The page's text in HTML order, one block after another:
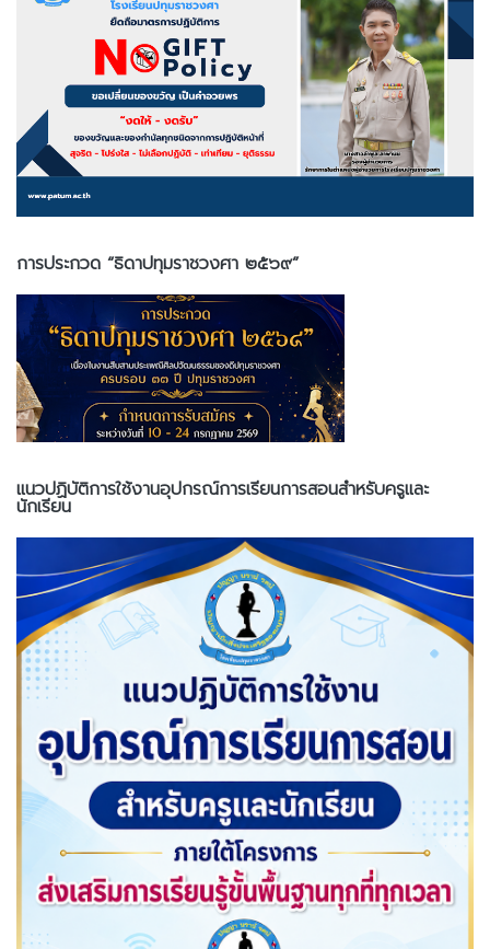
การประกวด “ธิดาปทุมราชวงศา ๒๕๖๙”
แนวปฏิบัติการใช้งานอุปกรณ์การเรียนการสอนสำหรับครูและ
นักเรียน